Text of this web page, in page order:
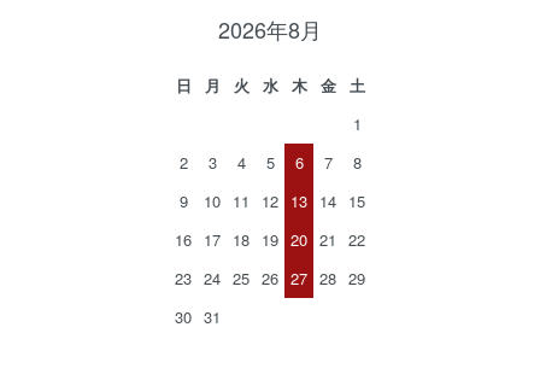
2026年8月
日 月 火 水 木 金
土
1
2
3 4 5 6 7
8
9
10 11 12 13 14 15
16 17 18 19 20 21
22
23 24 25 26 27 28 29
30 31